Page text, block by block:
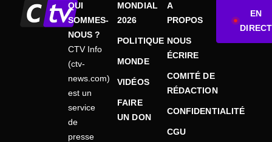
QUI
SOMMES-
NOUS ?
CTV Info
(ctv-
news.com)
est un
service
de
presse
MONDIAL
2026
POLITIQUE
MONDE
VIDÉOS
FAIRE
UN DON
A
PROPOS
NOUS
ÉCRIRE
COMITÉ DE
RÉDACTION
CONFIDENTIALITÉ
CGU
EN
DIRECT